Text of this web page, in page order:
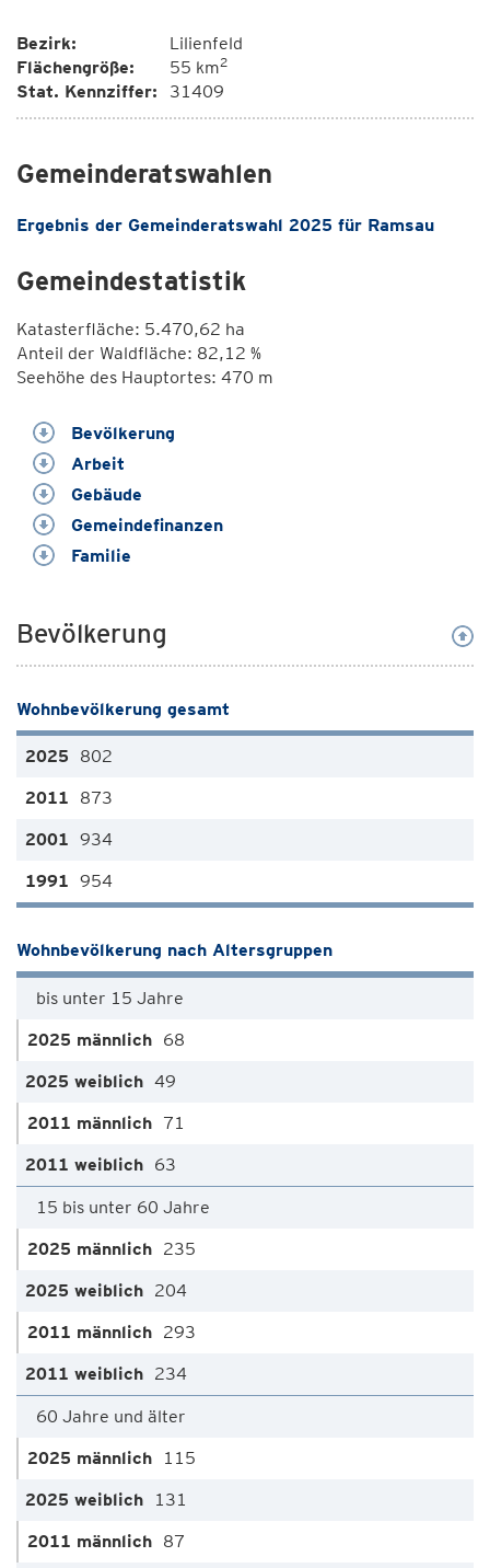
Bezirk:
Lilienfeld
Flächengröße:
55 km2
Stat. Kennziffer: 31409
Gemeinderatswahlen
Ergebnis der Gemeinderatswahl 2025 für Ramsau
Gemeindestatistik
Katasterfläche: 5.470,62 ha
Anteil der Waldfläche: 82,12 %
Seehöhe des Hauptortes: 470 m
Bevölkerung
Arbeit
Gebäude
Gemeindefinanzen
Familie
Bevölkerung
Wohnbevölkerung gesamt
802
873
934
954
Wohnbevölkerung nach Altersgruppen
bis unter 15 Jahre
68
49
71
63
15 bis unter 60 Jahre
235
204
293
234
60 Jahre und älter
115
131
87